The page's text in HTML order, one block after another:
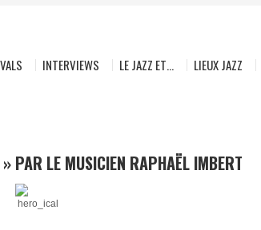
INTERVIEWS LE JAZZ ET… LIEUX JAZZ
PAR LE MUSICIEN RAPHAËL IMBERT